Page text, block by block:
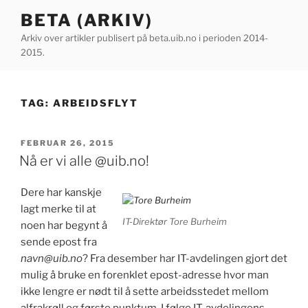
innhold
BETA (ARKIV)
Arkiv over artikler publisert på beta.uib.no i perioden 2014-
2015.
TAG: ARBEIDSFLYT
PUBLISERT
FEBRUAR 26, 2015
Nå er vi alle @uib.no!
IT-Direktør Tore Burheim
Dere har kanskje
lagt merke til at
noen har begynt å
sende epost fra
navn@uib.no? Fra desember har IT-avdelingen gjort det
mulig å bruke en forenklet epost-adresse hvor man
ikke lengre er nødt til å sette arbeidsstedet mellom